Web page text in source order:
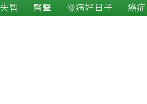
失智 醫聲 慢病好日子 癌症